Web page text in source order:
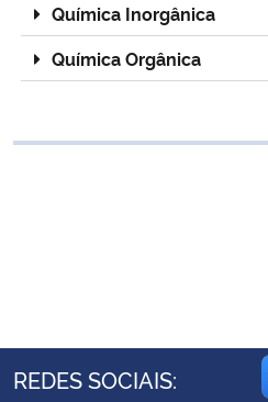
Ministério da Cidadania
Ministério da Saúde
Química Inorgânica
Química Orgânica
REDES SOCIAIS: